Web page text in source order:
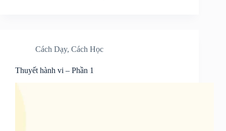
Cách Dạy, Cách Học
Thuyết hành vi – Phần 1